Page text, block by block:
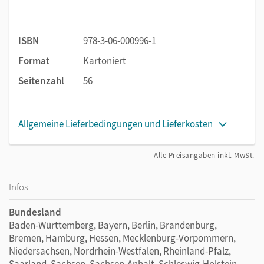
ISBN
978-3-06-000996-1
Format
Kartoniert
Seitenzahl
56
Allgemeine Lieferbedingungen und Lieferkosten
Alle Preisangaben inkl. MwSt.
Infos
Bundesland
Baden-Württemberg, Bayern, Berlin, Brandenburg,
Bremen, Hamburg, Hessen, Mecklenburg-Vorpommern,
Niedersachsen, Nordrhein-Westfalen, Rheinland-Pfalz,